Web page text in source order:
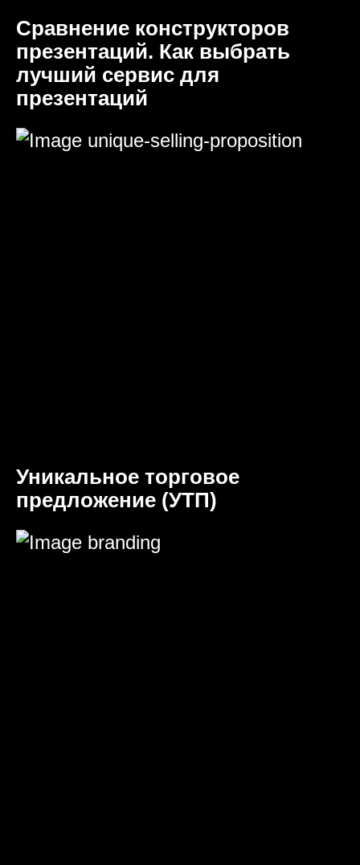
Сравнение конструкторов
презентаций. Как выбрать
лучший сервис для
презентаций
Уникальное торговое
предложение (УТП)